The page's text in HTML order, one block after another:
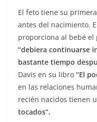
El feto tiene su
antes del nacimiento.
proporciona al bebé
“debiera continuarse
bastante tiempo
Davis en su libro “El
en las relaciones
recién nacidos tienen
tocados”.